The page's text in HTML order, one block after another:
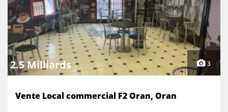
2.5 Milliards 3
Vente Local commercial F2 Oran, Oran